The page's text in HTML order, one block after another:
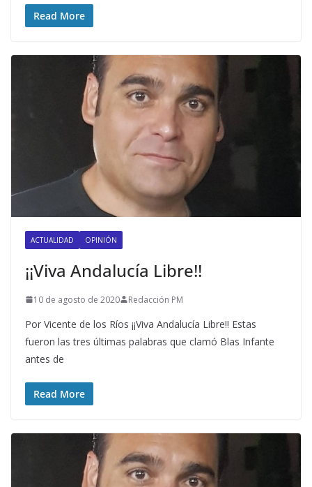
Read More
ACTUALIDAD OPINIÓN
¡¡Viva Andalucía Libre!!
10 de agosto de 2020 Redacción PM
Por Vicente de los Ríos ¡¡Viva Andalucía Libre!! Estas
fueron las tres últimas palabras que clamó Blas Infante
antes de
Read More